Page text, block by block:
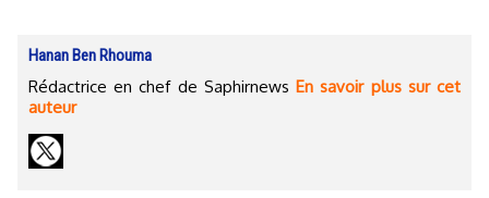
Hanan Ben Rhouma
Rédactrice en chef de Saphirnews En savoir plus sur cet
auteur